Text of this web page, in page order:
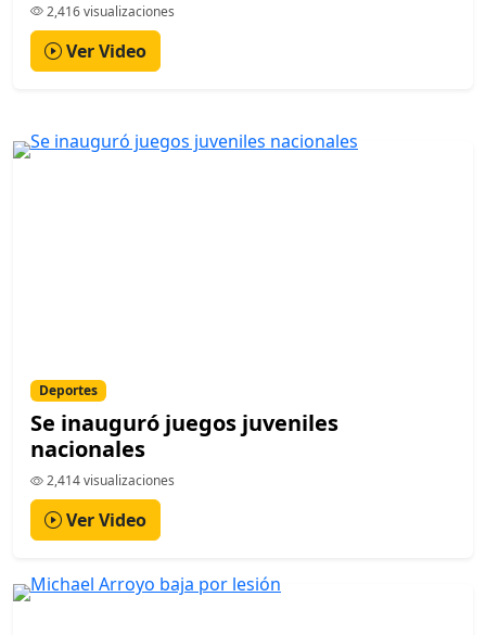
2,416 visualizaciones
Ver Video
Deportes
Se inauguró juegos juveniles
nacionales
2,414 visualizaciones
Ver Video